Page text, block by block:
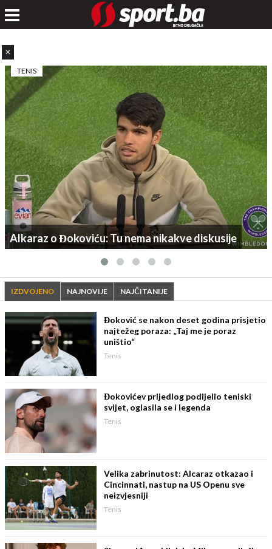
✕
TENIS
Alkaraz o Đokoviću: Tu nema nikakve diskusije
IZDVOJENO NAJNOVIJE NAJČITANIJE
Đoković se nakon deset godina prisjetio
najtežeg poraza: „Taj me je poraz
uništio“
Tenis
Đokovićev prijedlog podijelio teniski
svijet, oglasila se i legenda
Tenis
Velika zabrinutost: Alcaraz otkazao i
Cincinnati, nastup na US Openu sve
neizvjesniji
Tenis